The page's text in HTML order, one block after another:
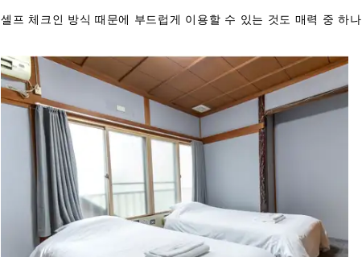
셀프 체크인 방식 때문에 부드럽게 이용할 수 있는 것도 매력 중 하나.